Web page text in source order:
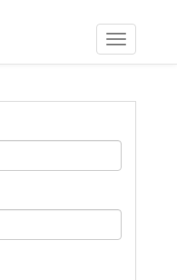
Toggle